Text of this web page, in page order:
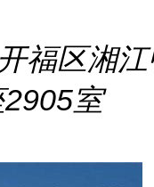
福区湘
室